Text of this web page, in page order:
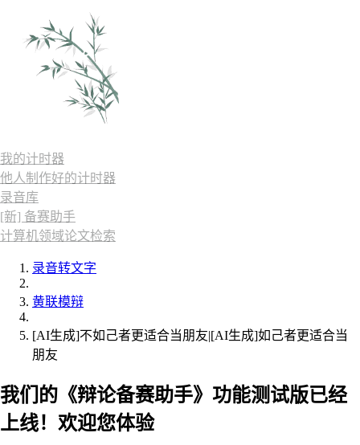
我的计时器
他人制作好的计时器
录音库
[新] 备赛助手
计算机领域论文检索
录音转文字
黄联模辩
[AI生成]不如己者更适合当朋友|[AI生成]如己者更适合当
朋友
我们的《辩论备赛助手》功能测试版已经
上线！欢迎您体验